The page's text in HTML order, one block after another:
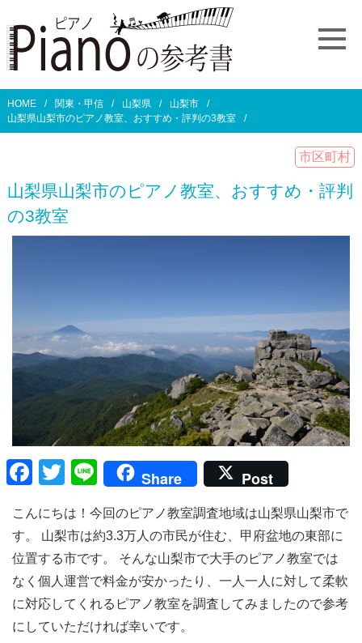
HOME 関東・甲信 山梨県
山梨市
山梨県山梨市のピアノ教室、おすすめ・評判の3教室
市区町村
山梨県山梨市のピアノ教室、おすすめ・評判
の3教室
F
c
e
b
o
o
T
tt
er
Li
e
Share Post
こんにちは！今回のピアノ教室調査地域は山梨県山梨市で
す。 山梨市は約3.3万人の市民が住む、甲府盆地の東部に
位置する市です。 そんな山梨市で大手のピアノ教室では
なく個人運営で料金が安かったり、一人一人に対して柔軟
に対応してくれるピアノ教室を調査してみましたので参考
にしていただければ幸いです。